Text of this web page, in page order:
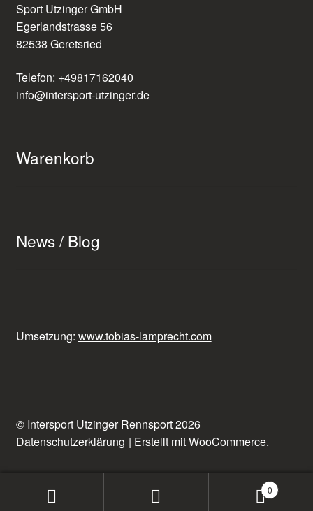
Sport Utzinger GmbH
Egerlandstrasse 56
82538 Geretsried
Telefon: +49817162040
info@intersport-utzinger.de
Warenkorb
News / Blog
Umsetzung: www.tobias-lamprecht.com
© Intersport Utzinger Rennsport 2026
Datenschutzerklärung
Erstellt mit WooCommerce.
0